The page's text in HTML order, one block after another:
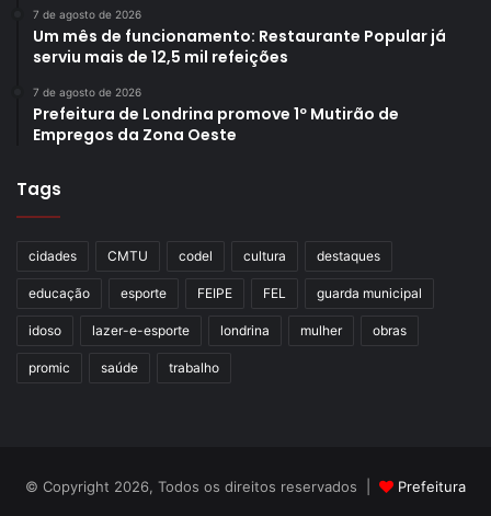
dengue”, afirmou.
Gostei
combate a dengue
7 de agosto de 2026
Um mês de funcionamento: Restaurante Popular já
serviu mais de 12,5 mil refeições
7 de agosto de 2026
Prefeitura de Londrina promove 1º Mutirão de
Empregos da Zona Oeste
Tags
cidades CMTU codel cultura destaques
educação esporte FEIPE FEL guarda municipal
idoso lazer-e-esporte londrina mulher obras
promic saúde trabalho
© Copyright 2026, Todos os direitos reservados |
Prefeitura